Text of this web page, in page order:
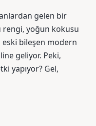
gelen bir
rengi, yoğun kokusu
eski bileşen modern
geliyor. Peki,
yapıyor? Gel,